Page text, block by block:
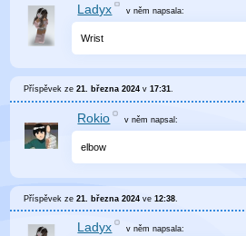
Ladyx v němnapsala:
Wrist
Příspěvek ze21. března 2024 v17:31.
Rokio v němnapsal:
elbow
Příspěvek ze21. března 2024 ve12:38
Ladyx v němnapsala: